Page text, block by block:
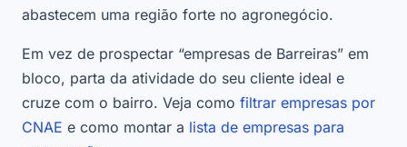
abastecem uma região forte no agronegócio.
Em vez de prospectar “empresas de Barreiras” em
bloco, parta da atividade do seu cliente ideal e
cruze com o bairro. Veja como filtrar empresas por
CNAE e como montar a lista de empresas para